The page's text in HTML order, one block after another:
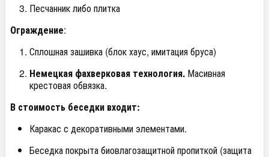
Песчанник либо плитка
Ограждение:
Сплошная зашивка (блок хаус, имитация бруса)
Немецкая фахверковая технология. Масивная
крестовая обвязка.
В стоимость беседки входит:
Каракас с декоративными элементами.
Беседка покрыта биовлагозащитной пропиткой (защита